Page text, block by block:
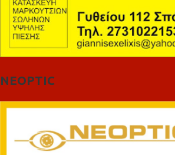
NEOPTIC